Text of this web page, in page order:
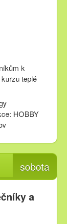
k
teplé
HOBBY
sobota
a